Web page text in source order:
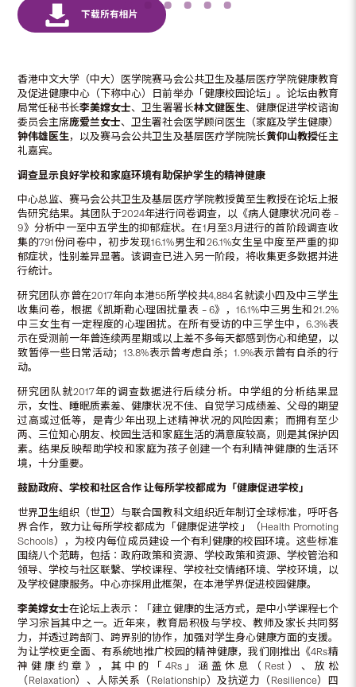
香港中文大学（中大）医学院赛马会公共卫生及基层医疗学院健康教育
及促进健康中心（下称中心）日前举办「健康校园论坛」。论坛由教育
局常任秘书长李美嫦女士、卫生署署长林文健医生、健康促进学校谘询
委员会主席庞爱兰女士、卫生署社会医学顾问医生（家庭及学生健康）
钟伟雄医生 ，以及赛马会公共卫生及基层医疗学院院长黄仰山教授任主
礼嘉宾。
调查显示良好学校和家庭环境有助保护学生的精神健康
中心总监、赛马会公共卫生及基层医疗学院教授黄至生教授在论坛上报
告研究结果。其团队于2024年进行问卷调查，以《病人健康状况问卷 –
9》分析中一至中五学生的抑郁症状。在1月至3月进行的首阶段调查收
集的791份问卷中，初步发现16.1%男生和26.1%女生呈中度至严重的抑
郁症状，性别差异显著。该调查已进入另一阶段，将收集更多数据并进
行统计。
研究团队亦曾在2017年向本港55所学校共4,884名就读小四及中三学生
收集问卷，根据《凯斯勒心理困扰量表 – 6》，16.1%中三男生和21.2%
中三女生有一定程度的心理困扰。在所有受访的中三学生中，6.3%表
示在受测前一年曾连续两星期或以上差不多每天都感到伤心和绝望，以
致暂停一些日常活动；13.8%表示曾考虑自杀；1.9%表示曾有自杀的行
动。
研究团队就2017年的调查数据进行后续分析。中学组的分析结果显
示，女性、睡眠质素差、健康状况不佳、自觉学习成绩差、父母的期望
过高或过低等，是青少年出现上述精神状况的风险因素；而拥有至少
两、三位知心朋友、校园生活和家庭生活的满意度较高，则是其保护因
素。结果反映帮助学校和家庭为孩子创建一个有利精神健康的生活环
境，十分重要。
鼓励政府、学校和社区合作 让每所学校都成为「健康促进学校」
世界卫生组织（世卫）与联合国教科文组织近年制订全球标准，呼吁各
界合作，致力让每所学校都成为「健康促进学校」（Health Promoting
Schools），为校内每位成员建设一个有利健康的校园环境。这些标准
围绕八个范畴，包括︰政府政策和资源、学校政策和资源、学校管治和
领导、学校与社区联繫、学校课程、学校社交情绪环境、学校环境，以
及学校健康服务。中心亦採用此框架，在本港学界促进校园健康。
李美嫦女士在论坛上表示︰「建立健康的生活方式，是中小学课程七个
学习宗旨其中之一。近年来，教育局积极与学校、教师及家长共同努
力，并透过跨部门、跨界别的协作，加强对学生身心健康方面的支援。
为让学校更全面、有系统地推广校园的精神健康，我们刚推出《4Rs精
神健康约章》，其中的「4Rs」涵盖休息（Rest）、放松
（Relaxation）、人际关系（Relationship）及抗逆力（Resilience）四